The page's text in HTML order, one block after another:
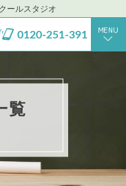
ールスタジオ
0120-251-391
覧